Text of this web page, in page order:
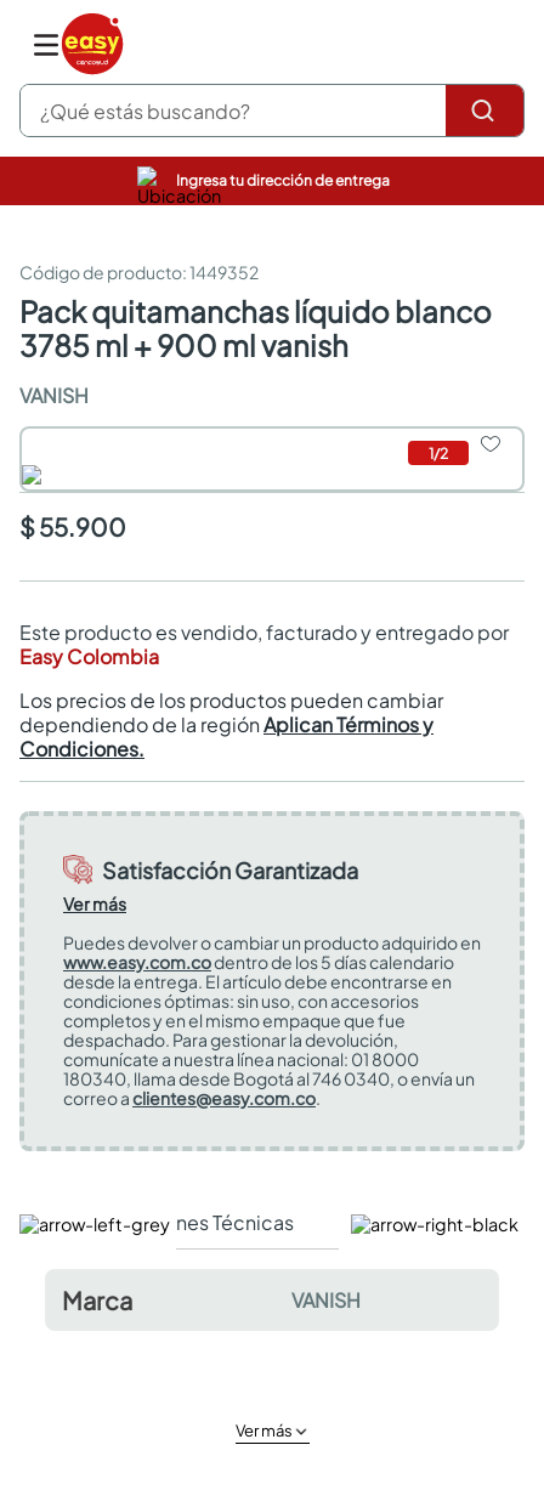
¿Qué estás buscando?
Ingresa tu dirección de entrega
:1449352
pack quitamanchas líquido blanco
3785 ml + 900 ml vanish
VANISH
1/2
$ 55.900
Este producto es vendido, facturado y entregado por
Easy Colombia
Los precios de los productos pueden cambiar
dependiendo de la regiónAplican Términos y
Condiciones.
Satisfacción Garantizada
Ver más
Puedes devolver o cambiar un producto adquirido en
www.easy.com.codentro de los 5 días calendario
desde la entrega. El artículo debe encontrarse en
condiciones óptimas: sin uso, con accesorios
completos y en el mismo empaque que fue
despachado. Para gestionar la devolución,
comunícate a nuestra línea nacional: 01 8000
180340, llama desde Bogotá al 746 0340, o envía un
correo aclientes@easy.com.co.
Especificaciones Técnicas Comentarios y
Marca VANISH
Ver más
pinturas
sanitarios
comedor
escritorio
armarios closet
comedores